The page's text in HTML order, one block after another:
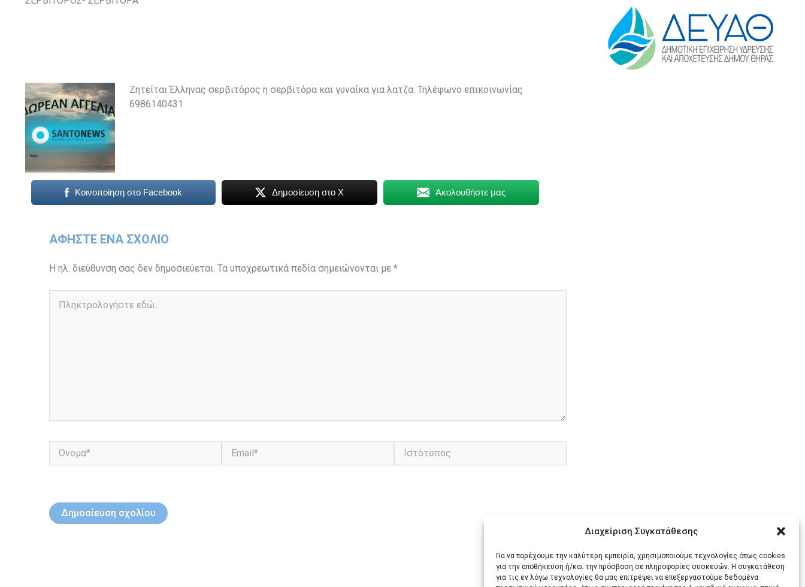
Διαχείριση Συγκατάθεσης
Για να παρέχουμε την καλύτερη εμπειρία, χρησιμοποιούμε τεχνολογίες όπως cookies
για την αποθήκευση ή/και την πρόσβαση σε πληροφορίες συσκευών. Η συγκατάθεση
για τις εν λόγω τεχνολογίες θα μας επιτρέψει να επεξεργαστούμε δεδομένα
Ζητείται Έλληνας σερβιτόρος η σερβιτόρα και γυναίκα για λατζα. Τηλέφωνο επικοινωνίας
6986140431
Κοινοποίηση στο Facebook Δημοσίευση στο X Ακολουθήστε μας
ΑΦΉΣΤΕ ΈΝΑ ΣΧΌΛΙΟ
Η ηλ. διεύθυνση σας δεν δημοσιεύεται. Τα υποχρεωτικά πεδία σημειώνονται με *
εδώ..
Όνομα* Ιστότοπος